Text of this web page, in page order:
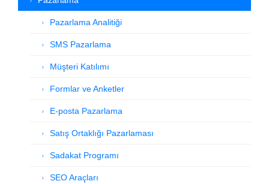
Pazarlama Analitiği
SMS Pazarlama
Müşteri Katılımı
Formlar ve Anketler
E-posta Pazarlama
Satış Ortaklığı Pazarlaması
Sadakat Programı
SEO Araçları